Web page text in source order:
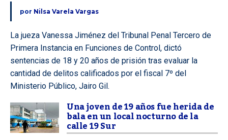
por Nilsa Varela Vargas
La jueza Vanessa Jiménez del Tribunal Penal Tercero de
Primera Instancia en Funciones de Control, dictó
sentencias de 18 y 20 años de prisión tras evaluar la
cantidad de delitos calificados por el fiscal 7º del
Ministerio Público, Jairo Gil.
Una joven de 19 años fue herida de
bala en un local nocturno de la
calle 19 Sur